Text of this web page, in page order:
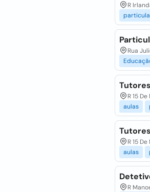
R
Rua
R 15
aulas
R 15
aulas
R